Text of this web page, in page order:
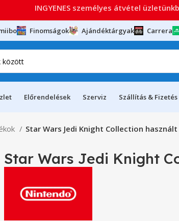
Finomságok Ajándéktárgyak Carrera
Előrendelések Szerviz Szállítás & Fizetés
Star Wars Jedi Knight Collection használt
Star Wars Jedi Knight
INGYENES személyes átvétel